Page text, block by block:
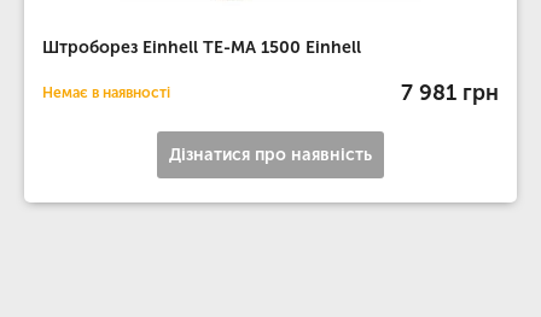
Штроборез Einhell TE-MA 1500 Einhell
Немає в наявності 7 981 грн
Дізнатися про наявність